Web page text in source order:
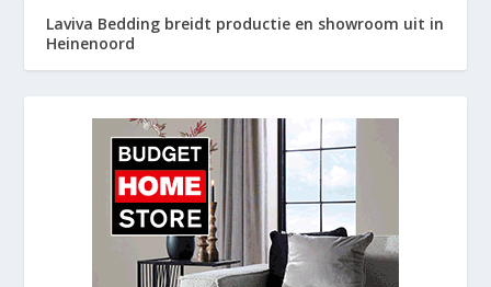
Laviva Bedding breidt productie en showroom uit in
Heinenoord